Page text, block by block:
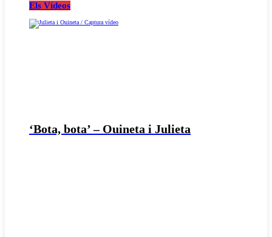
Els Vídeos
‘Bota, bota’ – Ouineta i Julieta